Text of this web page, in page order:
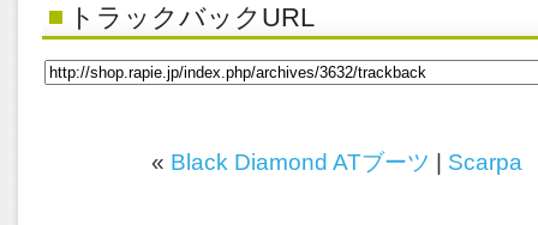
トラックバックURL
« Black Diamond ATブーツ Scarpa